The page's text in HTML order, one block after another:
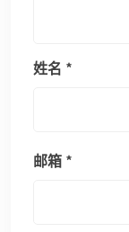
姓名 *
邮箱*